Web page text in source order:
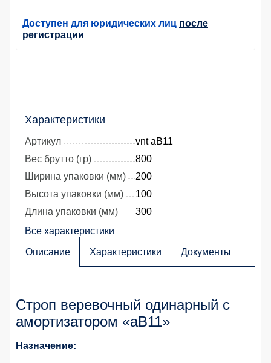
Характеристики
Артикул
vnt aB11
Вес брутто (гр)
800
Ширина упаковки (мм)
200
Высота упаковки (мм)
100
Длина упаковки (мм)
300
Все характеристики
Доступен для юридических лиц после
регистрации
Описание Характеристики Документы
Строп веревочный одинарный с
амортизатором «aB11»
Назначение: